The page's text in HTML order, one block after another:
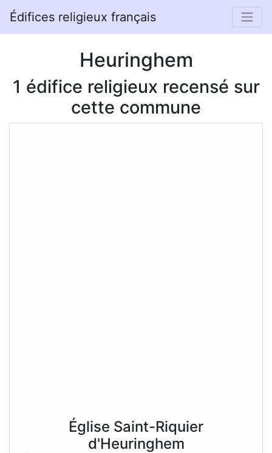
Édifices religieux français
Heuringhem
1 édifice religieux recensé sur
cette commune
Église Saint-Riquier
d'Heuringhem